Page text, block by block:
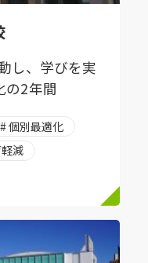
し、学びを実
の2年間
# 個別最適化
減